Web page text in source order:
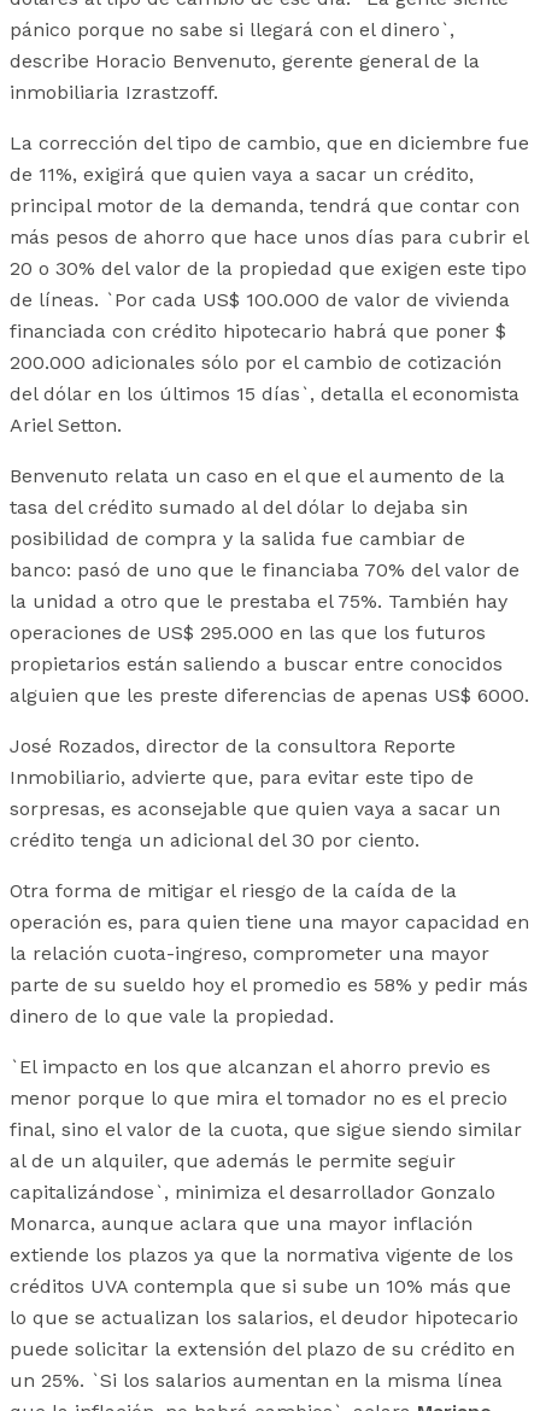
pánico porque no sabe si llegará con el dinero`,
describe Horacio Benvenuto, gerente general de la
inmobiliaria Izrastzoff.
La corrección del tipo de cambio, que en diciembre fue
de 11%, exigirá que quien vaya a sacar un crédito,
principal motor de la demanda, tendrá que contar con
más pesos de ahorro que hace unos días para cubrir el
20 o 30% del valor de la propiedad que exigen este tipo
de líneas. `Por cada US$ 100.000 de valor de vivienda
financiada con crédito hipotecario habrá que poner $
200.000 adicionales sólo por el cambio de cotización
del dólar en los últimos 15 días`, detalla el economista
Ariel Setton.
Benvenuto relata un caso en el que el aumento de la
tasa del crédito sumado al del dólar lo dejaba sin
posibilidad de compra y la salida fue cambiar de
banco: pasó de uno que le financiaba 70% del valor de
la unidad a otro que le prestaba el 75%. También hay
operaciones de US$ 295.000 en las que los futuros
propietarios están saliendo a buscar entre conocidos
alguien que les preste diferencias de apenas US$ 6000.
José Rozados, director de la consultora Reporte
Inmobiliario, advierte que, para evitar este tipo de
sorpresas, es aconsejable que quien vaya a sacar un
crédito tenga un adicional del 30 por ciento.
Otra forma de mitigar el riesgo de la caída de la
operación es, para quien tiene una mayor capacidad en
la relación cuota-ingreso, comprometer una mayor
parte de su sueldo hoy el promedio es 58% y pedir más
dinero de lo que vale la propiedad.
`El impacto en los que alcanzan el ahorro previo es
menor porque lo que mira el tomador no es el precio
final, sino el valor de la cuota, que sigue siendo similar
al de un alquiler, que además le permite seguir
capitalizándose`, minimiza el desarrollador Gonzalo
Monarca, aunque aclara que una mayor inflación
extiende los plazos ya que la normativa vigente de los
créditos UVA contempla que si sube un 10% más que
lo que se actualizan los salarios, el deudor hipotecario
puede solicitar la extensión del plazo de su crédito en
un 25%. `Si los salarios aumentan en la misma línea